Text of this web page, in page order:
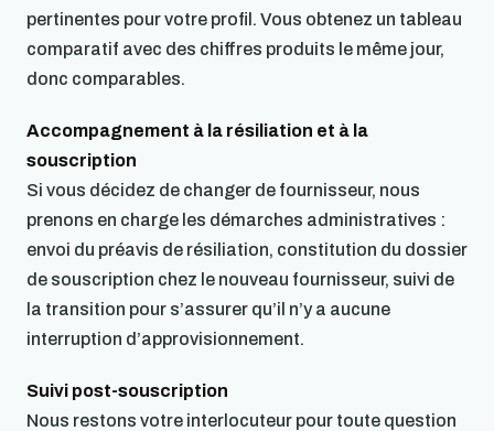
pertinentes pour votre profil. Vous obtenez un tableau
comparatif avec des chiffres produits le même jour,
donc comparables.
Accompagnement à la résiliation et à la
souscription
Si vous décidez de changer de fournisseur, nous
prenons en charge les démarches administratives :
envoi du préavis de résiliation, constitution du dossier
de souscription chez le nouveau fournisseur, suivi de
la transition pour s’assurer qu’il n’y a aucune
interruption d’approvisionnement.
Suivi post-souscription
Nous restons votre interlocuteur pour toute question